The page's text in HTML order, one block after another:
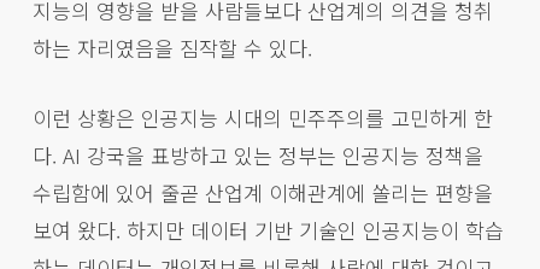
지능의 영향을 받을 사람들보다 산업계의 의견을 청취
하는 자리였음을 짐작할 수 있다.
이런 상황은 인공지능 시대의 민주주의를 고민하게 한
다. AI 강국을 표방하고 있는 정부는 인공지능 정책을
수립함에 있어 줄곧 산업계 이해관계에 쏠리는 편향을
보여 왔다. 하지만 데이터 기반 기술인 인공지능이 학습